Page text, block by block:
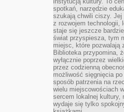
spotkań, narzędzie
szukają chwili ciszy. Jej
z rozwojem technologii,
staje się jeszcze
świat przyspiesza, tym
miejsc, które pozwalają
Biblioteka przypomina,
wyłącznie poprzez
przez codzienną
możliwość sięgnięcia
sposób patrzenia na
wielu miejscowościach
sercem lokalnej kultury,
wydaje się tylko